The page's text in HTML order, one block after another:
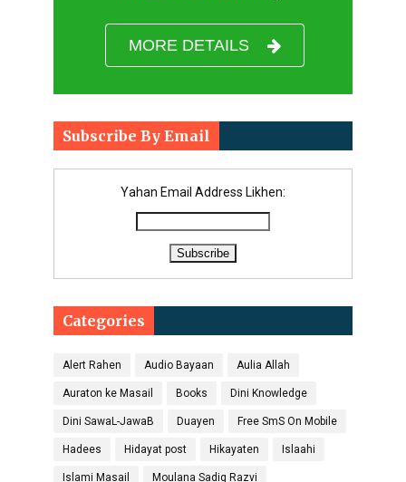
MORE DETAILS
Subscribe By Email
Yahan Email Address Likhen:
Categories
Alert Rahen Audio Bayaan Aulia Allah
Auraton ke Masail Books Dini Knowledge
Dini SawaL-JawaB Duayen Free SmS On Mobile
Hadees Hidayat post Hikayaten Islaahi
Islami Masail Moulana Sadiq Razvi